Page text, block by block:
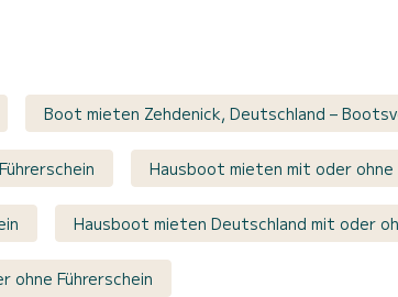
Boot mieten Zehdenick, Deutschland –
Hausboot mieten mit oder ohne
Hausboot mieten Deutschland mit oder
ohne Führerschein